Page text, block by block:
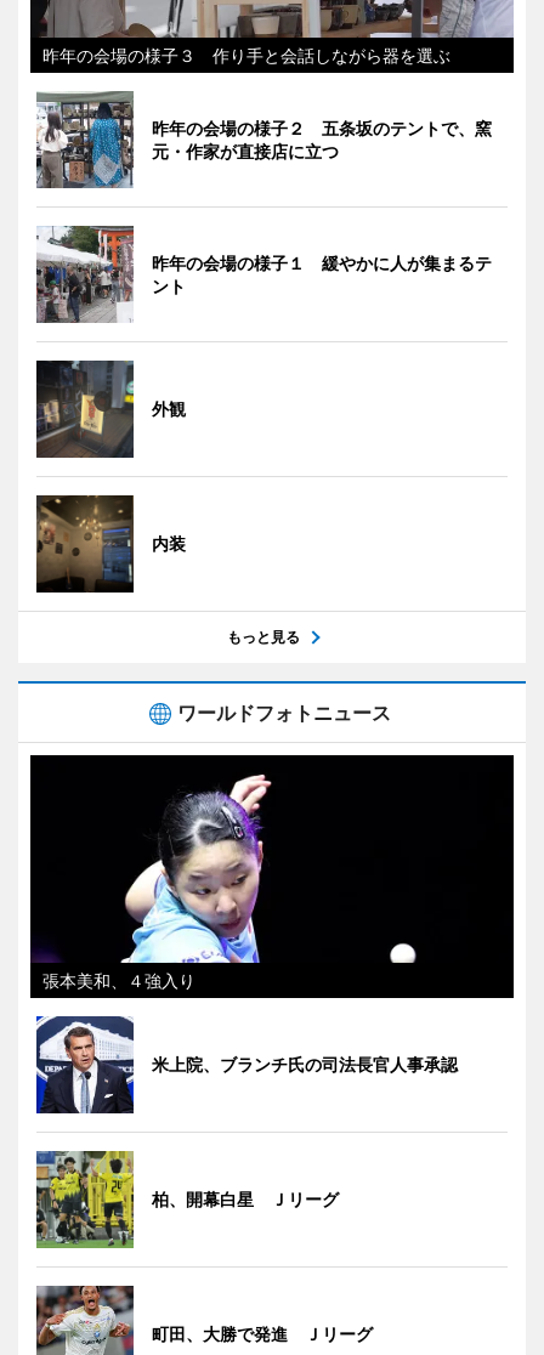
昨年の会場の様子３ 作り手と会話しながら器を選ぶ
昨年の会場の様子２ 五条坂のテントで、窯
元・作家が直接店に立つ
昨年の会場の様子１ 緩やかに人が集まるテ
ント
外観
内装
もっと見る
ワールドフォトニュース
張本美和、４強入り
米上院、ブランチ氏の司法長官人事承認
柏、開幕白星 Ｊリーグ
町田、大勝で発進 Ｊリーグ